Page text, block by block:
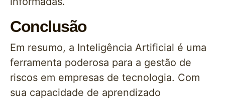
Conclusão
Em resumo, a Inteligência Artificial é uma
ferramenta poderosa para a gestão de
riscos em empresas de tecnologia. Com
sua capacidade de aprendizado